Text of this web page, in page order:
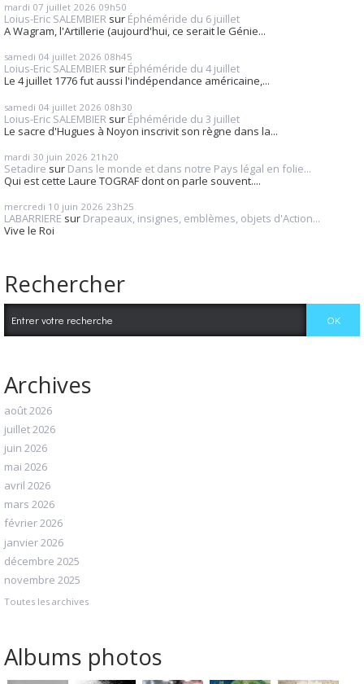
mardi 07 juillet 2026 09h50
Loius-Eric SALEMBIER sur Éphéméride du 6 juillet
A Wagram, l'Artillerie (aujourd'hui, ce serait le Génie...
samedi 04 juillet 2026 08h45
Loius-Eric SALEMBIER sur Éphéméride du 4 juillet
Le 4 juillet 1776 fut aussi l'indépendance américaine,...
samedi 04 juillet 2026 08h30
Loius-Eric SALEMBIER sur Éphéméride du 3 juillet
Le sacre d'Hugues à Noyon inscrivit son règne dans la...
mardi 30 juin 2026 21h20
Setadire sur Dans le monde et dans notre Pays légal en folie...
Qui est cette Laure TOGRAF dont on parle souvent....
mercredi 10 juin 2026 23h25
LABARRIERE sur Drapeaux, insignes, emblèmes, objets d'Action...
Vive le Roi
Rechercher
Archives
août 2026
juillet 2026
juin 2026
mai 2026
avril 2026
mars 2026
février 2026
janvier 2026
décembre 2025
novembre 2025
Toutes les archives
Albums photos